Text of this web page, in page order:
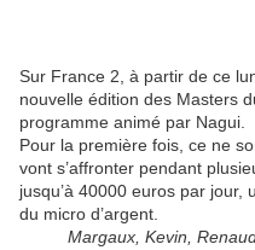
Sur France 2, à partir de ce
nouvelle édition des Masters
programme animé par Nagui.
Pour la première fois, ce ne
vont s’affronter pendant
jusqu’à 40000 euros par jour,
du micro d’argent.
Margaux, Kevin,